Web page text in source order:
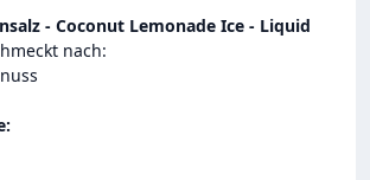
- Coconut Lemonade Ice - Liquid
nach: